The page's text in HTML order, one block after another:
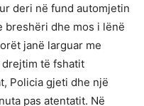
deri në fund automjetin
breshëri dhe mos i lënë
janë larguar me
të fshatit
Policia gjeti dhe një
pas atentatit. Në